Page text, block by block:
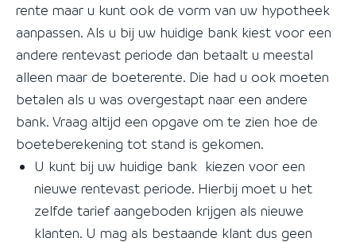
rente maar u kunt ook de vorm van uw hypotheek
aanpassen. Als u bij uw huidige bank kiest voor een
andere rentevast periode dan betaalt u meestal
alleen maar de boeterente. Die had u ook moeten
betalen als u was overgestapt naar een andere
bank. Vraag altijd een opgave om te zien hoe de
boeteberekening tot stand is gekomen.
U kunt bij uw huidige bank kiezen voor een
nieuwe rentevast periode. Hierbij moet u het
zelfde tarief aangeboden krijgen als nieuwe
klanten. U mag als bestaande klant dus geen